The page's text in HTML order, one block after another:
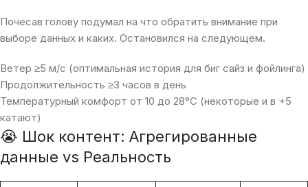
Почесав голову подумал на что обратить внимание при
выборе данных и каких. Остановился на следующем.
Ветер ≥5 м/с (оптимальная история для биг сайз и фойлинга)
Продолжительность ≥3 часов в день
Температурный комфорт от 10 до 28°C (некоторые и в +5
катают)
😭 Шок контент: Агрегированные
данные vs Реальность